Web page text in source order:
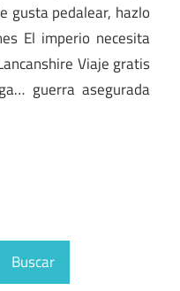
gusta pedalear, hazlo
El imperio necesita
Viaje gratis
guerra asegurada
Buscar